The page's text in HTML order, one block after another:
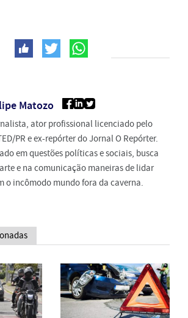
Matozo
ator profissional licenciado pelo
PR e ex-repórter do Jornal O Repórter.
em questões políticas e sociais, busca
e na comunicação maneiras de lidar
o incômodo mundo fora da caverna.